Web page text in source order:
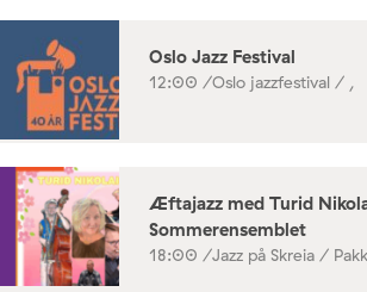
Oslo Jazz Festival
12:00 /Oslo jazzfestival / ,
Æftajazz med Turid
Sommerensemblet
18:00 /Jazz på Skreia /